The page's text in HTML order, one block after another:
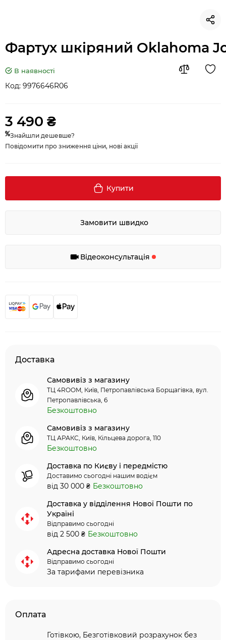
Фартух шкіряний Oklahoma
В наявності
Код: 9976646R06
3 490 ₴
Знайшли дешевше?
Повідомити про зниження ціни, нові акції
Купити
Замовити швидко
Відеоконсультація
Доставка
Самовивіз з магазину
ТЦ 4ROOM, Київ, Петропавлівська Борщагівка, вул.
Петропавлівська, 6
Безкоштовно
Самовивіз з магазину
ТЦ АРАКС, Київ, Кільцева дорога, 110
Безкоштовно
Доставка по Києву і передмістю
Доставимо сьогодні нашим водієм
від 30 000 ₴ Безкоштовно
Доставка у відділення Нової Пошти по
Україні
Відправимо сьогодні
від 2 500 ₴ Безкоштовно
Адресна доставка Нової Пошти
Відправимо сьогодні
За тарифами перевізника
Оплата
Готівкою, Безготівковий розрахунок без